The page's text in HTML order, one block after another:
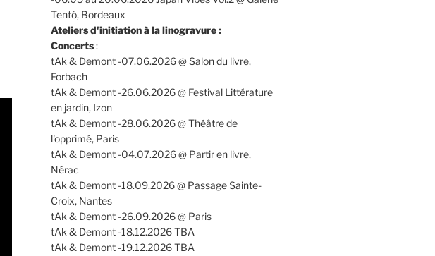
Tentö, Bordeaux
Ateliers d'initiation à la linogravure :
Concerts:
tAk & Demont -07.06.2026 @ Salon du livre,
Forbach
tAk & Demont -26.06.2026 @ Festival Littérature
en jardin, Izon
tAk & Demont -28.06.2026 @ Théâtre de
l'opprimé, Paris
tAk & Demont -04.07.2026 @ Partir en livre,
Nérac
tAk & Demont -18.09.2026 @ Passage Sainte-
Croix, Nantes
tAk & Demont -26.09.2026 @ Paris
tAk & Demont -18.12.2026 TBA
tAk & Demont -19.12.2026 TBA